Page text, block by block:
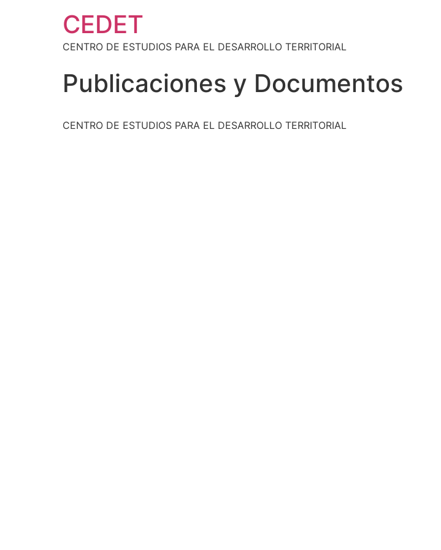
CEDET
CENTRO DE ESTUDIOS PARA EL DESARROLLO TERRITORIAL
Publicaciones y Documentos
CENTRO DE ESTUDIOS PARA EL DESARROLLO TERRITORIAL